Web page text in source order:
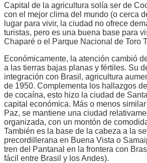
Capital de la agricultura solía ser de
con el mejor clima del mundo (o cerca
lugar para vivir, la ciudad no ofrece
turistas, pero es una buena base para
Chaparé o el Parque Nacional de Toro
Económicamente, la atención cambió
a las tierras bajas planas y fértiles. Su
integración con Brasil, agricultura
de 1950. Complementa los hallazgos
de cocaína, esto hizo la ciudad de
capital económica. Más o menos
Paz, se mantiene una ciudad
organizada, con un montón de
También es la base de la cabeza a la
precordillerana en Buena Vista o
tren del Pantanal en la frontera con
fácil entre Brasil y los Andes).